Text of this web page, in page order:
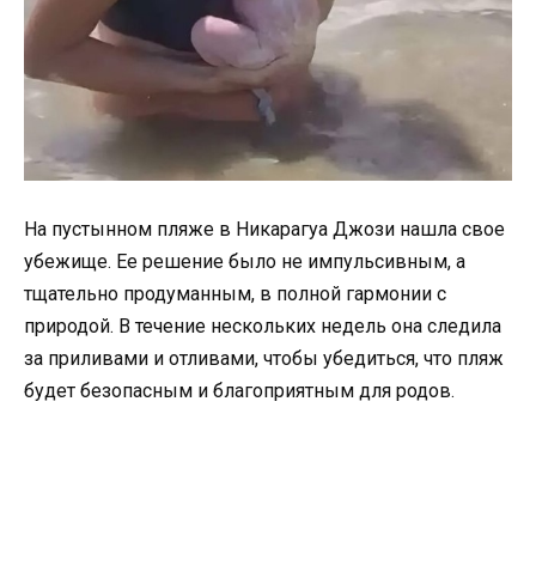
На пустынном пляже в Никарагуа Джози нашла свое
убежище. Ее решение было не импульсивным, а
тщательно продуманным, в полной гармонии с
природой. В течение нескольких недель она следила
за приливами и отливами, чтобы убедиться, что пляж
будет безопасным и благоприятным для родов.